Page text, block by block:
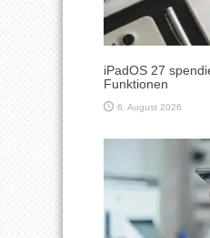
iPadOS 27
Funktionen
6. August 2026